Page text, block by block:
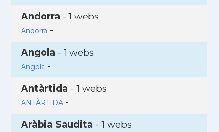
Andorra - 1 webs
Andorra -
Angola - 1 webs
Angola -
Antàrtida - 1 webs
ANTÀRTIDA-
Aràbia Saudita - 1 webs